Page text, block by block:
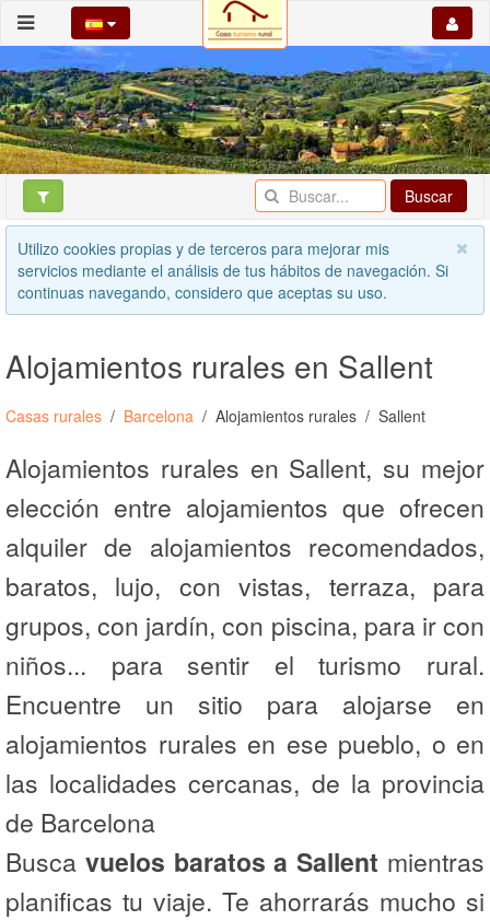
Buscar
Utilizo cookies propias y de terceros para mejorar mis
servicios mediante el análisis de tus hábitos de navegación. Si
continuas navegando, considero que aceptas su uso.
Alojamientos rurales en Sallent
Casas rurales Barcelona Alojamientos rurales Sallent
Alojamientos rurales en Sallent, su mejor
elección entre alojamientos que ofrecen
alquiler de alojamientos recomendados,
baratos, lujo, con vistas, terraza, para
grupos, con jardín, con piscina, para ir con
niños... para sentir el turismo rural.
Encuentre un sitio para alojarse en
alojamientos rurales en ese pueblo, o en
las localidades cercanas, de la provincia
de Barcelona
Busca vuelos baratos a Sallent mientras
planificas tu viaje. Te ahorrarás mucho si